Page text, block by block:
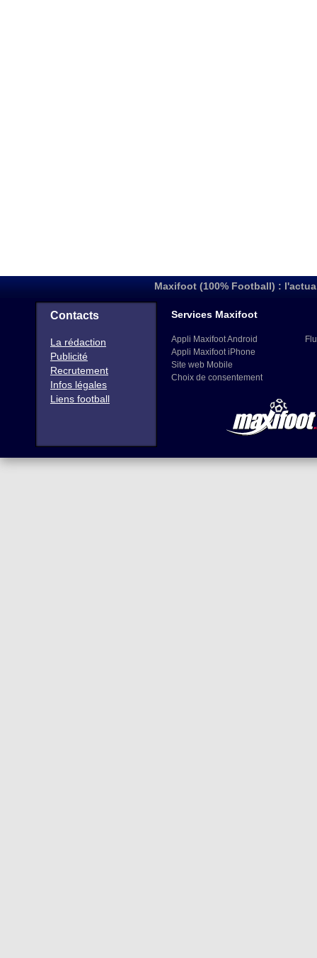
Maxifoot (100% Football) :
Contacts
La rédaction
Publicité
Recrutement
Infos légales
Liens football
Services Maxifoot
Appli Maxifoot Android
Appli Maxifoot iPhone
Site web Mobile
Choix de consentement